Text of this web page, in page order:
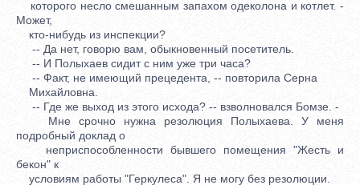
которого несло смешанным запахом одеколона и котлет. -
Может,
кто-нибудь из инспекции?
-- Да нет, говорю вам, обыкновенный посетитель.
-- И Полыхаев сидит с ним уже три часа?
-- Факт, не имеющий прецедента, -- повторила Серна
Михайловна.
-- Где же выход из этого исхода? -- взволновался Бомзе. -
Мне срочно нужна резолюция Полыхаева. У меня
подробный доклад о
неприспособленности бывшего помещения "Жесть и
бекон" к
условиям работы "Геркулеса". Я не могу без резолюции.